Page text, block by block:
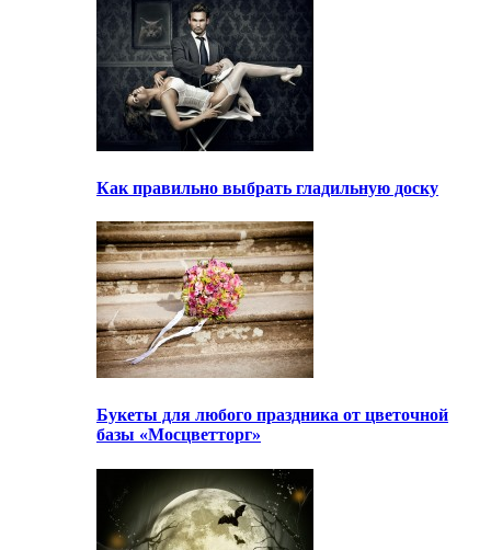
Как правильно выбрать гладильную доску
Букеты для любого праздника от цветочной
базы «Мосцветторг»